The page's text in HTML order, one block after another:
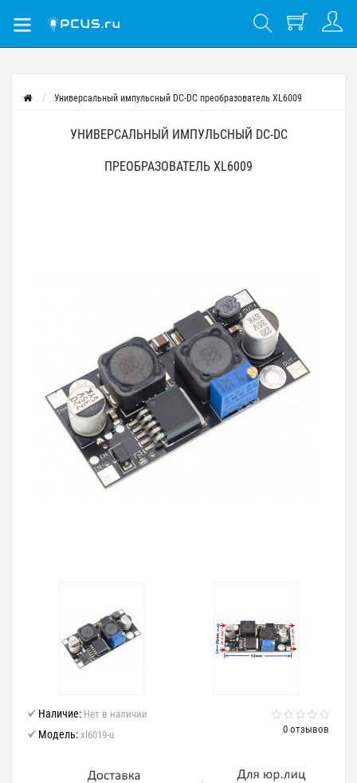
Универсальный импульсный DC-DC преобразователь XL6009
УНИВЕРСАЛЬНЫЙ ИМПУЛЬСНЫЙ DC-DC
ПРЕОБРАЗОВАТЕЛЬ XL6009
0 отзывов
Наличие: Нет в наличии
Модель: xl6019-u